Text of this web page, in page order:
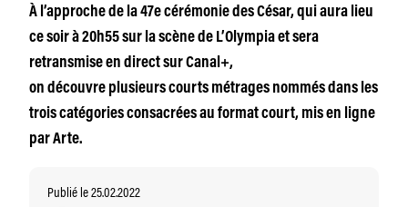
À l’approche de la 47e cérémonie des César, qui aura lieu
ce soir à 20h55 sur la scène de L’Olympia et sera
retransmise en direct sur Canal+,
on découvre plusieurs courts métrages nommés dans les
trois catégories consacrées au format court, mis en ligne
par Arte.
Publié le 25.02.2022